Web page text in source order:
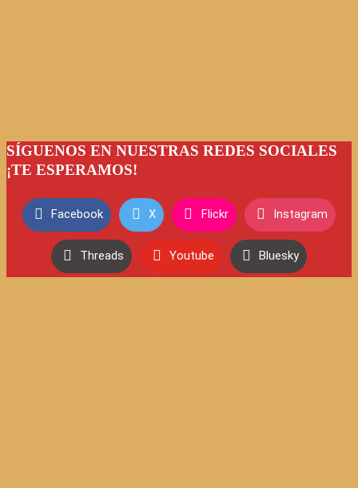
SÍGUENOS EN NUESTRAS REDES SOCIALES
¡TE ESPERAMOS!
Facebook X Flickr Instagram
Threads Youtube Bluesky